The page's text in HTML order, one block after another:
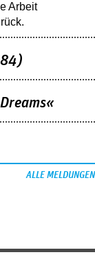
Arbeit
ALLE MELDUNGEN